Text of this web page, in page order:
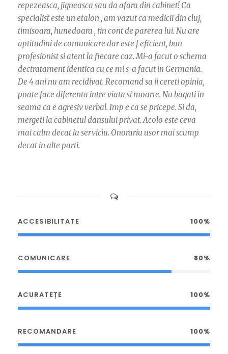
repezeasca, jigneasca sau da afara din cabinet! Ca
specialist este un etalon , am vazut ca medicii din cluj,
timisoara, hunedoara , tin cont de parerea lui. Nu are
aptitudini de comunicare dar este f eficient, bun
profesionist si atent la fiecare caz. Mi-a facut o schema
dectratament identica cu ce mi s-a facut in Germania.
De 4 ani nu am recidivat. Recomand sa ii cereti opinia,
poate face diferenta intre viata si moarte. Nu bagati in
seama ca e agresiv verbal. Imp e ca se pricepe. Si da,
mergeti la cabinetul dansului privat. Acolo este ceva
mai calm decat la serviciu. Onorariu usor mai scump
decat in alte parti.
ACCESIBILITATE 100%
COMUNICARE 80%
ACURATEȚE 100%
RECOMANDARE 100%